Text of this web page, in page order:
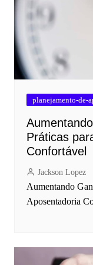
planejamento-de-
Práticas
Confortável
Jackson Lopez
Aumentando
Aposentadoria